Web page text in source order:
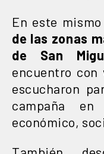
En este
de las zonas
de San
encuentro con
escucharon
campaña
económico,